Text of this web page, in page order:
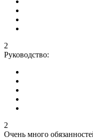
2
Руководство:
2
Очень много